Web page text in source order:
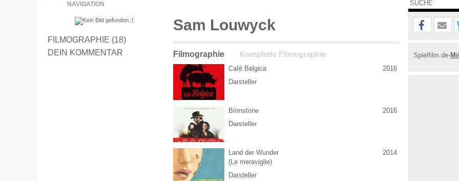
NAVIGATION
FILMOGRAPHIE (18)
DEIN KOMMENTAR
Sam Louwyck
Filmographie Komplette Filmographie
Café Belgica
Darsteller
2016
Brimstone
Darsteller
2016
Land der Wunder
(Le meraviglie)
Darsteller
2014
Spielfilm.de-